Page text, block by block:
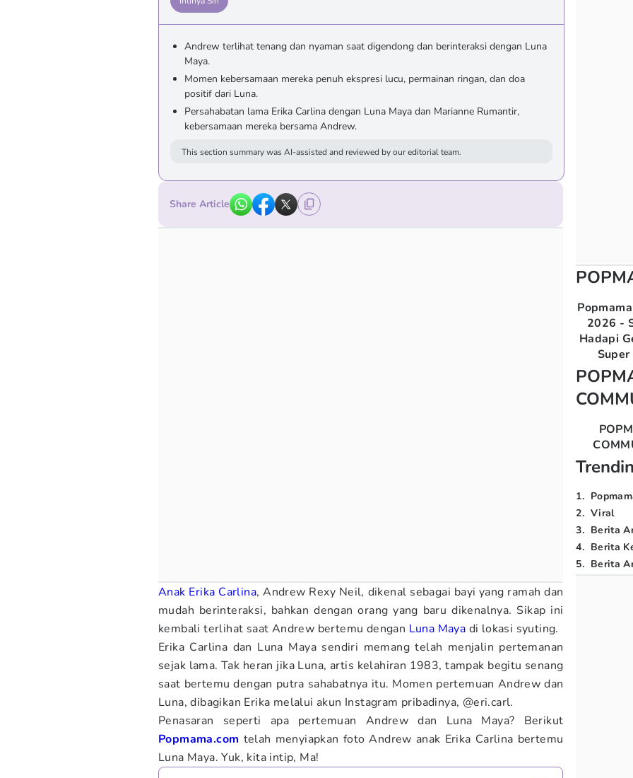
Andrew terlihat tenang dan nyaman saat digendong dan berinteraksi dengan Luna
Maya.
Momen kebersamaan mereka penuh ekspresi lucu, permainan ringan, dan doa
positif dari Luna.
Persahabatan lama Erika Carlina dengan Luna Maya dan Marianne Rumantir,
kebersamaan mereka bersama Andrew.
This section summary was AI-assisted and reviewed by our editorial team.
Share Article
Anak Erika Carlina, Andrew Rexy Neil, dikenal sebagai bayi yang ramah dan
mudah berinteraksi, bahkan dengan orang yang baru dikenalnya. Sikap ini
kembali terlihat saat Andrew bertemu dengan Luna Maya di lokasi syuting.
Erika Carlina dan Luna Maya sendiri memang telah menjalin pertemanan
sejak lama. Tak heran jika Luna, artis kelahiran 1983, tampak begitu senang
saat bertemu dengan putra sahabatnya itu. Momen pertemuan Andrew dan
Luna, dibagikan Erika melalui akun Instagram pribadinya, @eri.carl.
Penasaran seperti apa pertemuan Andrew dan Luna Maya? Berikut
Popmama.com telah menyiapkan foto Andrew anak Erika Carlina bertemu
Luna Maya. Yuk, kita intip, Ma!
2026 -
Hadapi
1.
2. Viral
3. Berita
4. Berita
5. Berita